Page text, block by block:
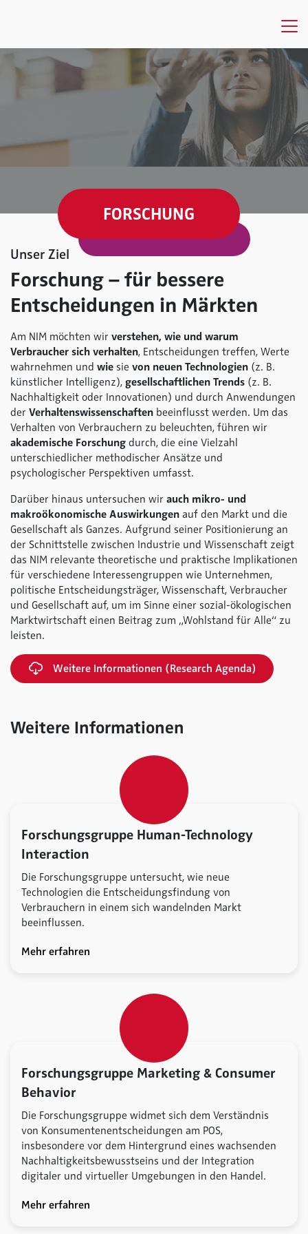
FORSCHUNG
Unser Ziel
Forschung – für bessere
Entscheidungen in Märkten
Am NIM möchten wir verstehen, wie und warum
Verbraucher sich verhalten, Entscheidungen treffen, Werte
wahrnehmen und wie sie von neuen Technologien (z. B.
künstlicher Intelligenz), gesellschaftlichen Trends (z. B.
Nachhaltigkeit oder Innovationen) und durch Anwendungen
der Verhaltenswissenschaften beeinflusst werden. Um das
Verhalten von Verbrauchern zu beleuchten, führen wir
akademische Forschung durch, die eine Vielzahl
unterschiedlicher methodischer Ansätze und
psychologischer Perspektiven umfasst.
Darüber hinaus untersuchen wir auch mikro- und
makroökonomische Auswirkungen auf den Markt und die
Gesellschaft als Ganzes. Aufgrund seiner Positionierung an
der Schnittstelle zwischen Industrie und Wissenschaft zeigt
das NIM relevante theoretische und praktische Implikationen
für verschiedene Interessengruppen wie Unternehmen,
politische Entscheidungsträger, Wissenschaft, Verbraucher
und Gesellschaft auf, um im Sinne einer sozial-ökologischen
Marktwirtschaft einen Beitrag zum „Wohlstand für Alle“ zu
leisten.
Weitere Informationen (Research Agenda)
Weitere Informationen
Forschungsgruppe Human-Technology
Interaction
Die Forschungsgruppe untersucht, wie neue
Technologien die Entscheidungsfindung von
Verbrauchern in einem sich wandelnden Markt
beeinflussen.
Mehr erfahren
Forschungsgruppe Marketing & Consumer
Behavior
Die Forschungsgruppe widmet sich dem Verständnis
von Konsumentenentscheidungen am POS,
insbesondere vor dem Hintergrund eines wachsenden
Nachhaltigkeitsbewusstseins und der Integration
digitaler und virtueller Umgebungen in den Handel.
Mehr erfahren